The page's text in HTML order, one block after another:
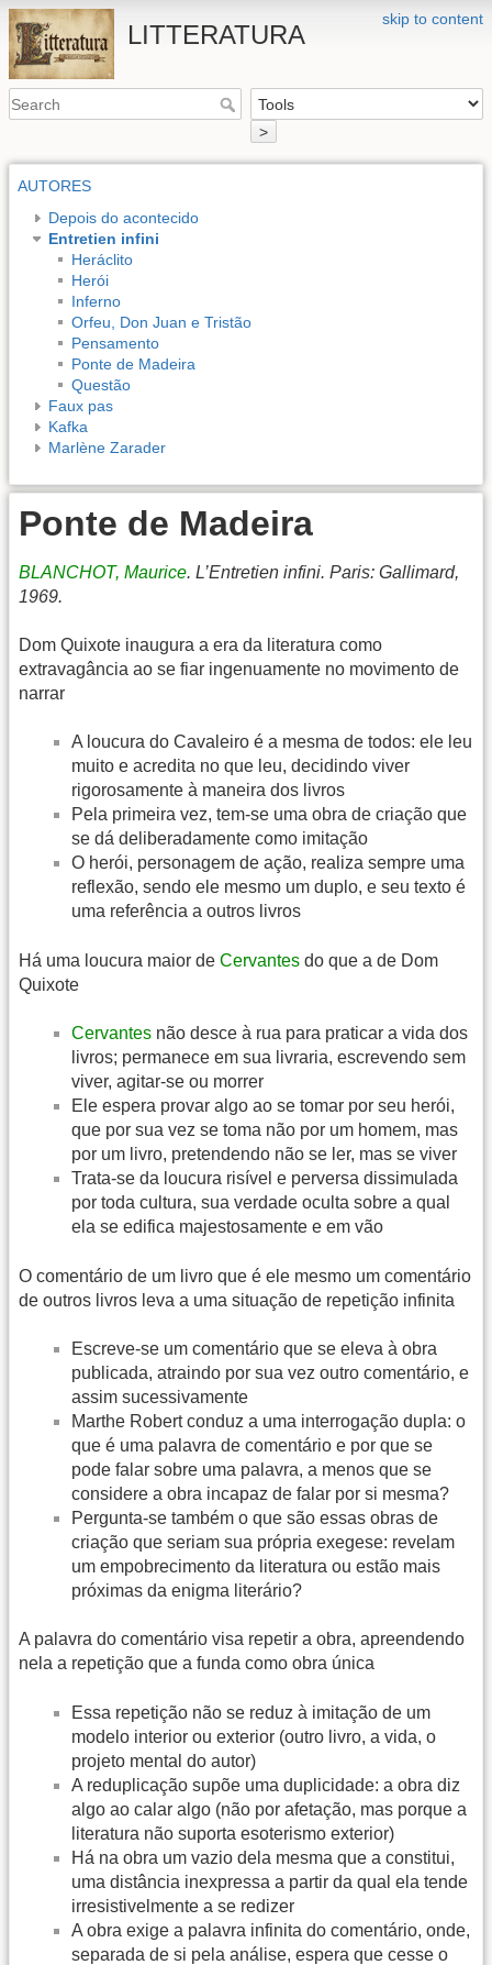
skip to content
LITTERATURA
>
AUTORES
Depois do acontecido
Entretien infini
Heráclito
Herói
Inferno
Orfeu, Don Juan e Tristão
Pensamento
Ponte de Madeira
Questão
Faux pas
Kafka
Marlène Zarader
Ponte de Madeira
BLANCHOT, Maurice. L’Entretien infini. Paris: Gallimard,
1969.
Dom Quixote inaugura a era da literatura como
extravagância ao se fiar ingenuamente no movimento de
narrar
A loucura do Cavaleiro é a mesma de todos: ele leu
muito e acredita no que leu, decidindo viver
rigorosamente à maneira dos livros
Pela primeira vez, tem-se uma obra de criação que
se dá deliberadamente como imitação
O herói, personagem de ação, realiza sempre uma
reflexão, sendo ele mesmo um duplo, e seu texto é
uma referência a outros livros
Há uma loucura maior de Cervantes do que a de Dom
Quixote
Cervantes não desce à rua para praticar a vida dos
livros; permanece em sua livraria, escrevendo sem
viver, agitar-se ou morrer
Ele espera provar algo ao se tomar por seu herói,
que por sua vez se toma não por um homem, mas
por um livro, pretendendo não se ler, mas se viver
Trata-se da loucura risível e perversa dissimulada
por toda cultura, sua verdade oculta sobre a qual
ela se edifica majestosamente e em vão
O comentário de um livro que é ele mesmo um comentário
de outros livros leva a uma situação de repetição infinita
Escreve-se um comentário que se eleva à obra
publicada, atraindo por sua vez outro comentário, e
assim sucessivamente
Marthe Robert conduz a uma interrogação dupla: o
que é uma palavra de comentário e por que se
pode falar sobre uma palavra, a menos que se
considere a obra incapaz de falar por si mesma?
Pergunta-se também o que são essas obras de
criação que seriam sua própria exegese: revelam
um empobrecimento da literatura ou estão mais
próximas da enigma literário?
A palavra do comentário visa repetir a obra, apreendendo
nela a repetição que a funda como obra única
Essa repetição não se reduz à imitação de um
modelo interior ou exterior (outro livro, a vida, o
projeto mental do autor)
A reduplicação supõe uma duplicidade: a obra diz
algo ao calar algo (não por afetação, mas porque a
literatura não suporta esoterismo exterior)
Há na obra um vazio dela mesma que a constitui,
uma distância inexpressa a partir da qual ela tende
irresistivelmente a se redizer
A obra exige a palavra infinita do comentário, onde,
separada de si pela análise, espera que cesse o